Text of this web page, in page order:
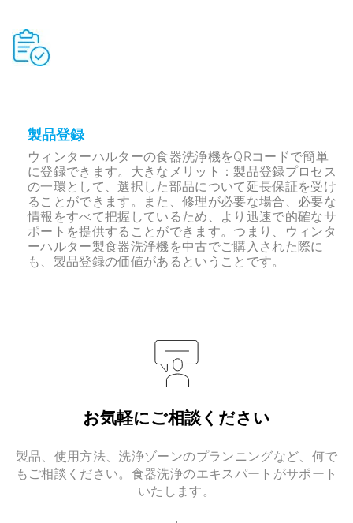
製品登録
ウィンターハルターの食器洗浄機をQRコードで簡単
に登録できます。大きなメリット：製品登録プロセス
の一環として、選択した部品について延長保証を受け
ることができます。また、修理が必要な場合、必要な
情報をすべて把握しているため、より迅速で的確なサ
ポートを提供することができます。つまり、ウィンタ
ーハルター製食器洗浄機を中古でご購入された際に
も、製品登録の価値があるということです。
お気軽にご相談ください
製品、使用方法、洗浄ゾーンのプランニングなど、何で
もご相談ください。食器洗浄のエキスパートがサポート
いたします。